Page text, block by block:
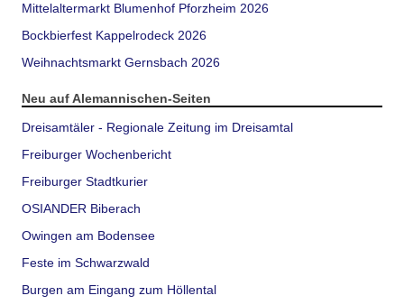
Mittelaltermarkt Blumenhof Pforzheim 2026
Bockbierfest Kappelrodeck 2026
Weihnachtsmarkt Gernsbach 2026
Neu auf Alemannischen-Seiten
Dreisamtäler - Regionale Zeitung im Dreisamtal
Freiburger Wochenbericht
Freiburger Stadtkurier
OSIANDER Biberach
Owingen am Bodensee
Feste im Schwarzwald
Burgen am Eingang zum Höllental